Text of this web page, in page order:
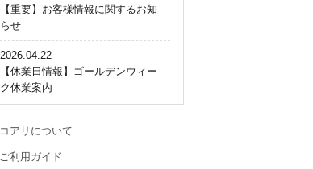
【重要】お客様情報に関するお知
らせ
2026.04.22
【休業日情報】ゴールデンウィー
ク休業案内
コアリについて
ご利用ガイド